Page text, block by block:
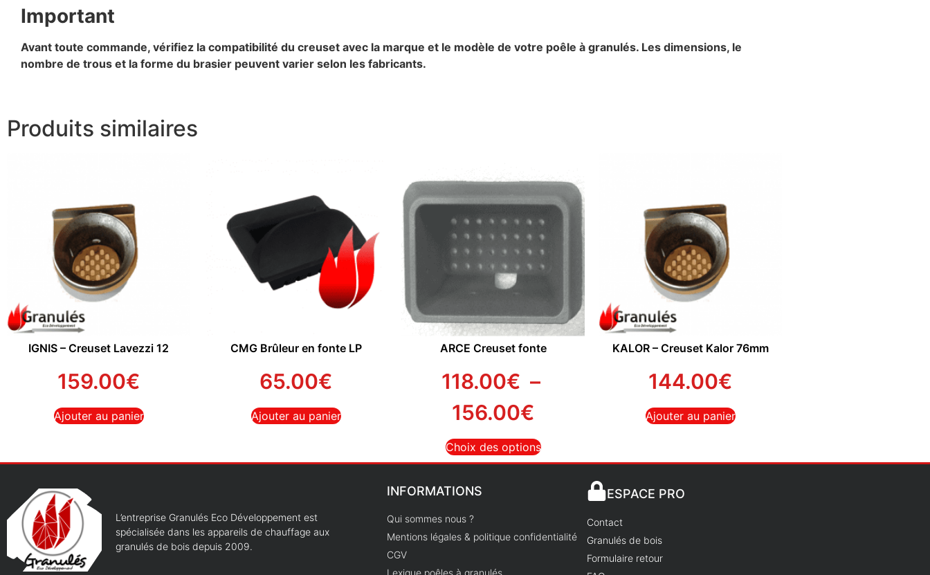
Important
Avant toute commande, vérifiez la compatibilité du creuset avec la marque et le modèle de votre poêle à granulés. Les dimensions, le
nombre de trous et la forme du brasier peuvent varier selon les fabricants.
Produits similaires
IGNIS – Creuset Lavezzi 12
159.00€
Ajouter au panier
CMG Brûleur en fonte LP
65.00€
Ajouter au panier
ARCE Creuset fonte
118.00€ –
156.00€
Choix des options
KALOR – Creuset Kalor 76mm
144.00€
Ajouter au panier
L’entreprise Granulés Eco Développement est
spécialisée dans les appareils de chauffage aux
granulés de bois depuis 2009.
INFORMATIONS
Qui sommes nous ?
Mentions légales & politique confidentialité
CGV
Lexique poêles à granulés
ESPACE PRO
Contact
Granulés de bois
Formulaire retour